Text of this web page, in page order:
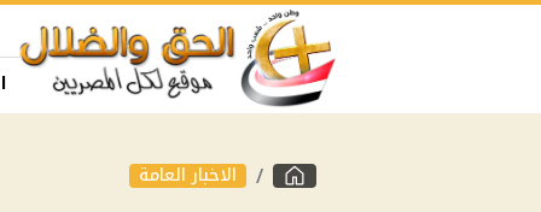
الاخبار العامة